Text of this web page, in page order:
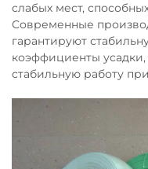
слабых мест,
Современные
гарантируют
коэффициенты
стабильную работу